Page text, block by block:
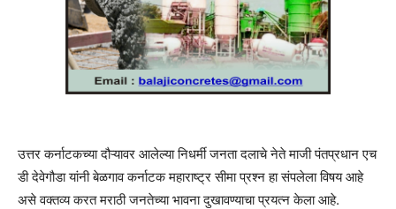
उत्तर कर्नाटकच्या दौऱ्यावर आलेल्या निधर्मी जनता दलाचे नेते माजी पंतप्रधान एच
डी देवेगौडा यांनी बेळगाव कर्नाटक महाराष्ट्र सीमा प्रश्न हा संपलेला विषय आहे
असे वक्तव्य करत मराठी जनतेच्या भावना दुखावण्याचा प्रयत्न केला आहे.